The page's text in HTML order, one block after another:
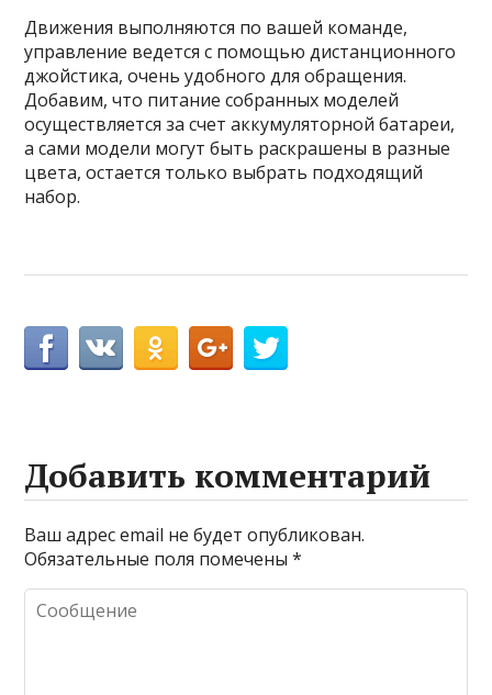
Движения выполняются по вашей команде,
управление ведется с помощью дистанционного
джойстика, очень удобного для обращения.
Добавим, что питание собранных моделей
осуществляется за счет аккумуляторной батареи,
а сами модели могут быть раскрашены в разные
цвета, остается только выбрать подходящий
набор.
Добавить комментарий
Ваш адрес email не будет опубликован.
Обязательные поля помечены*